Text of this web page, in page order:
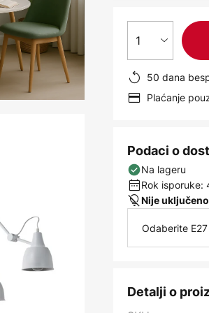
1
50 dana
Plaćanje
Podaci o
Na lageru
Rok isporuke:
Nije
Odaberite
Detalji o